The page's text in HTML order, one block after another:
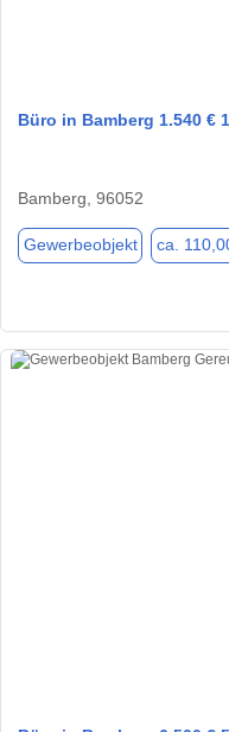
Büro in Bamberg 1.540 €
Bamberg, 96052
Gewerbeobjekt ca.